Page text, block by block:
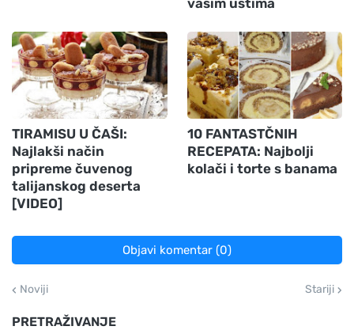
vašim ustima
TIRAMISU U ČAŠI:
Najlakši način
pripreme čuvenog
talijanskog deserta
[VIDEO]
10 FANTASTČNIH
RECEPATA: Najbolji
kolači i torte s banama
Objavi komentar (0)
Noviji Stariji
PRETRAŽIVANJE